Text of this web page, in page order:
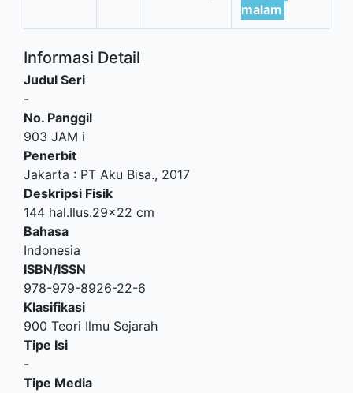
malam
Informasi Detail
Judul Seri
-
No. Panggil
903 JAM i
Penerbit
Jakarta : PT Aku Bisa., 2017
Deskripsi Fisik
144 hal.Ilus.29x22 cm
Bahasa
Indonesia
ISBN/ISSN
978-979-8926-22-6
Klasifikasi
900 Teori Ilmu Sejarah
Tipe Isi
-
Tipe Media